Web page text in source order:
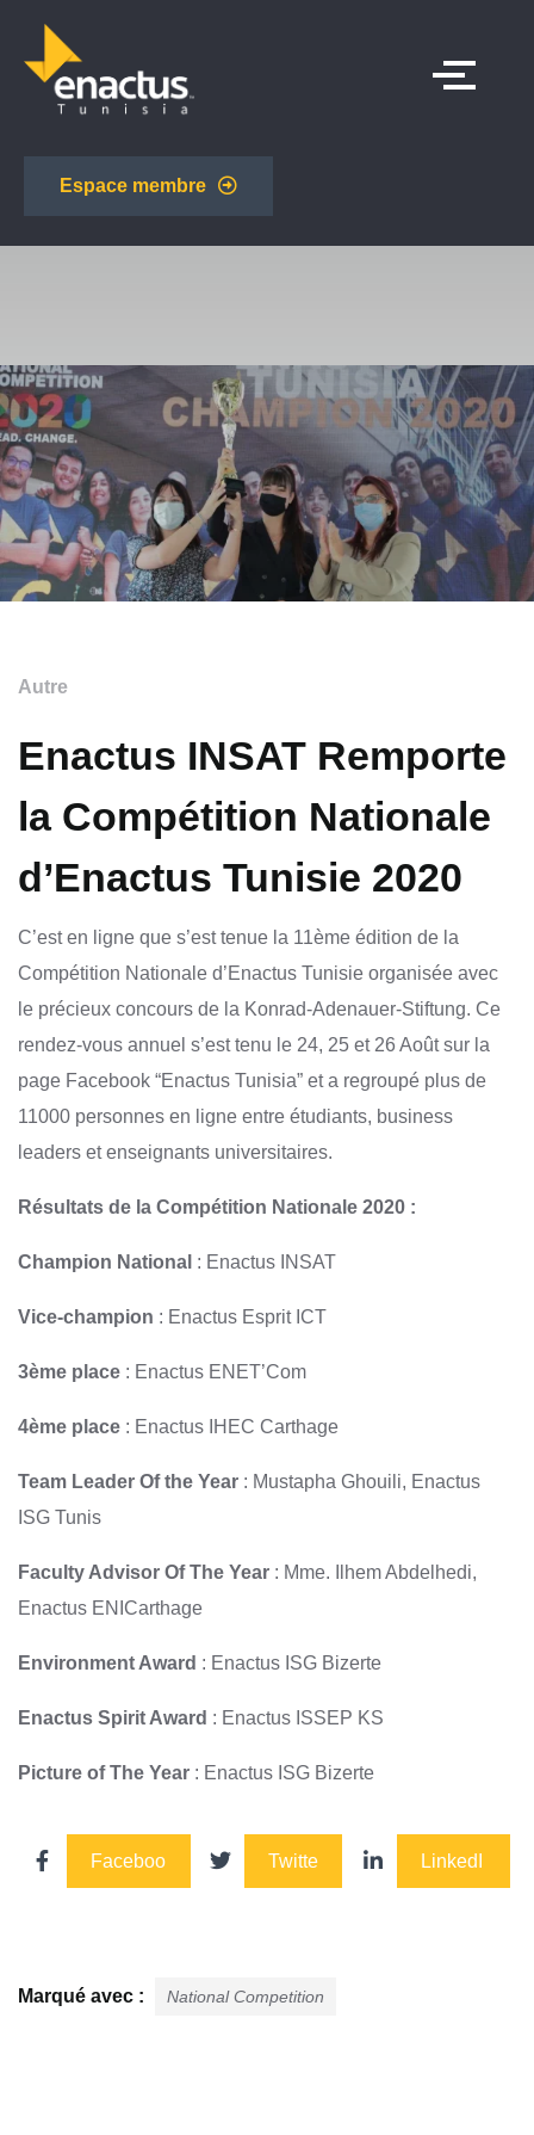
Espace membre
Autre
Enactus INSAT Remporte
la Compétition Nationale
d’Enactus Tunisie 2020
C’est en ligne que s’est tenue la 11ème édition de la
Compétition Nationale d’Enactus Tunisie organisée avec
le précieux concours de la Konrad-Adenauer-Stiftung. Ce
rendez-vous annuel s’est tenu le 24, 25 et 26 Août sur la
page Facebook “Enactus Tunisia” et a regroupé plus de
11000 personnes en ligne entre étudiants, business
leaders et enseignants universitaires.
Résultats de la Compétition Nationale 2020 :
Champion National : Enactus INSAT
Vice-champion : Enactus Esprit ICT
3ème place : Enactus ENET’Com
4ème place : Enactus IHEC Carthage
Team Leader Of the Year : Mustapha Ghouili, Enactus
ISG Tunis
Faculty Advisor Of The Year : Mme. Ilhem Abdelhedi,
Enactus ENICarthage
Environment Award : Enactus ISG Bizerte
Enactus Spirit Award : Enactus ISSEP KS
Picture of The Year : Enactus ISG Bizerte
Faceboo Twitte LinkedI
Marqué avec : National Competition